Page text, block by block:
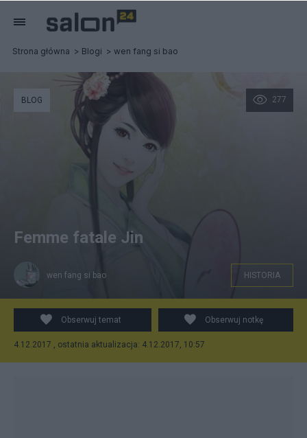
Strona główna Blogi wen fang si bao
277
BLOG
Femme fatale Jin
wen fang si bao HISTORIA
Obserwuj temat Obserwuj notkę
4.12.2017 , ostatnia aktualizacja: 4.12.2017, 10:57